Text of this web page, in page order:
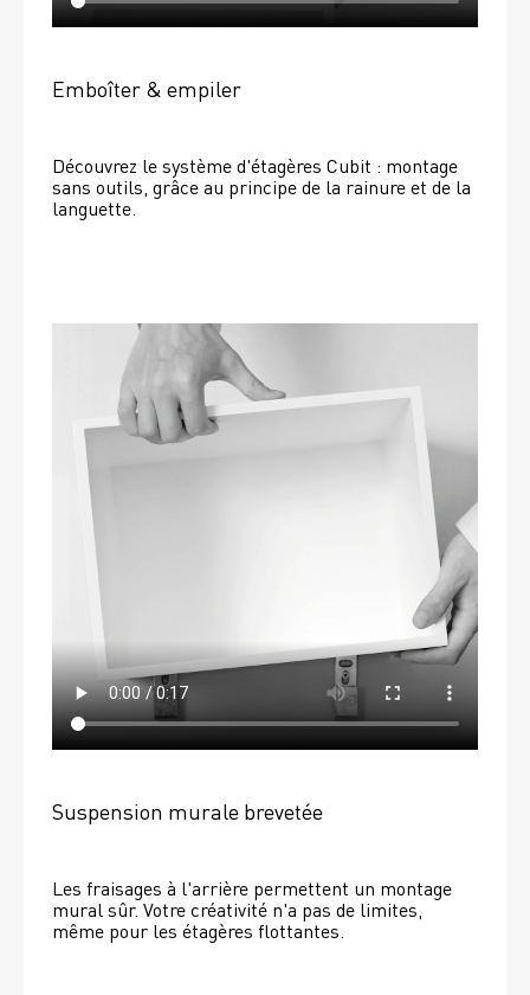
Emboîter & empiler
Découvrez le système d'étagères Cubit : montage
sans outils, grâce au principe de la rainure et de la
languette.
Suspension murale brevetée
Les fraisages à l'arrière permettent un montage
mural sûr. Votre créativité n'a pas de limites,
même pour les étagères flottantes.